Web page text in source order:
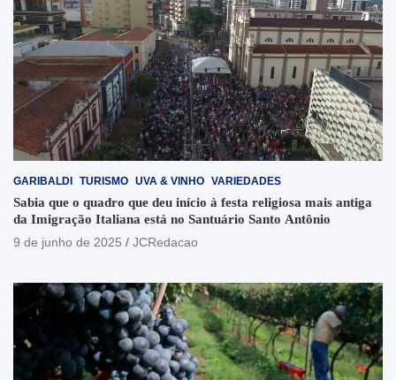
GARIBALDI TURISMO UVA & VINHO VARIEDADES
Sabia que o quadro que deu início à festa religiosa mais antiga
da Imigração Italiana está no Santuário Santo Antônio
9 de junho de 2025
JCRedacao